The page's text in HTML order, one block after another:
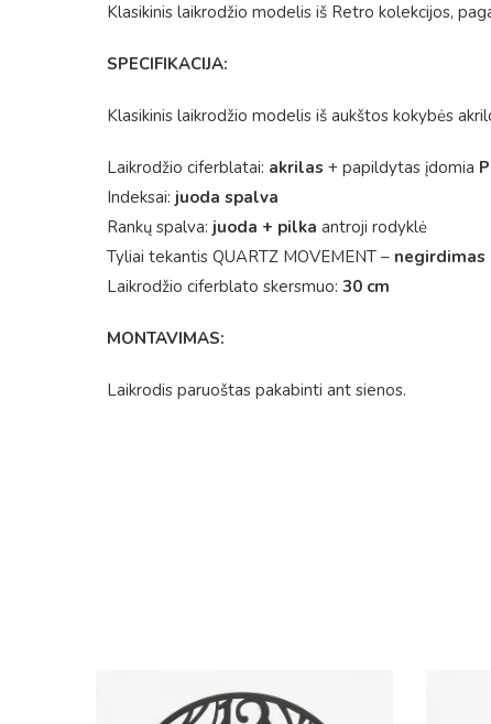
Klasikinis laikrodžio modelis iš Retro kolekcijos,
SPECIFIKACIJA:
Klasikinis laikrodžio modelis iš aukštos kokybės
Laikrodžio ciferblatai: akrilas + papildytas įdomia
Indeksai: juoda spalva
Rankų spalva: juoda + pilka antroji rodyklė
Tyliai tekantis QUARTZ MOVEMENT – negirdimas
Laikrodžio ciferblato skersmuo: 30 cm
MONTAVIMAS:
Laikrodis paruoštas pakabinti ant sienos.